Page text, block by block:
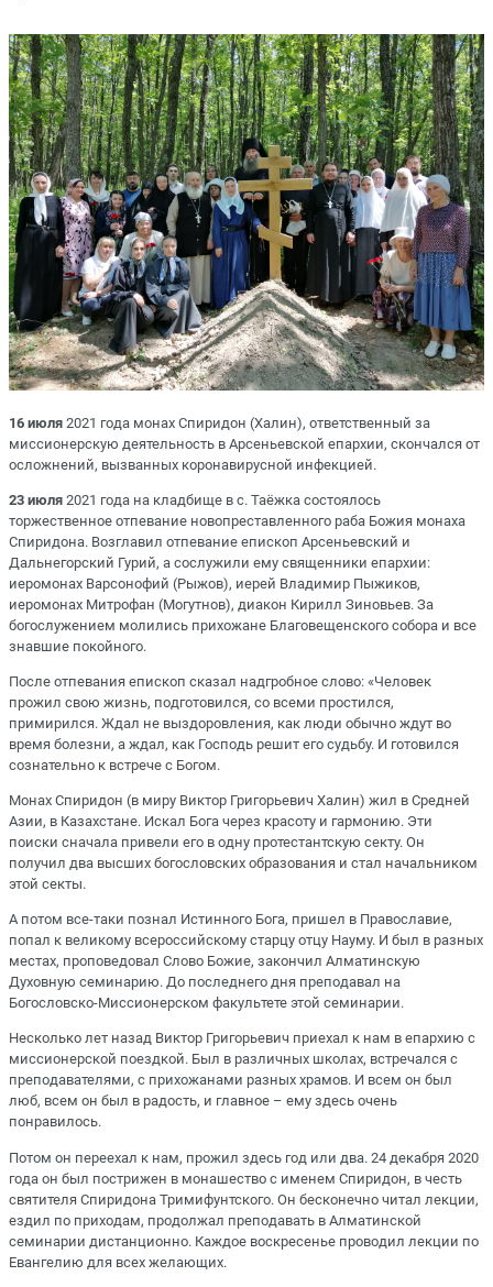
16 июля 2021 года монах Спиридон (Халин), ответственный за
миссионерскую деятельность в Арсеньевской епархии, скончался от
осложнений, вызванных коронавирусной инфекцией.
23 июля 2021 года на кладбище в с. Таёжка состоялось
торжественное отпевание новопреставленного раба Божия монаха
Спиридона. Возглавил отпевание епископ Арсеньевский и
Дальнегорский Гурий, а сослужили ему священники епархии:
иеромонах Варсонофий (Рыжов), иерей Владимир Пыжиков,
иеромонах Митрофан (Могутнов), диакон Кирилл Зиновьев. За
богослужением молились прихожане Благовещенского собора и все
знавшие покойного.
После отпевания епископ сказал надгробное слово: «Человек
прожил свою жизнь, подготовился, со всеми простился,
примирился. Ждал не выздоровления, как люди обычно ждут во
время болезни, а ждал, как Господь решит его судьбу. И готовился
сознательно к встрече с Богом.
Монах Спиридон (в миру Виктор Григорьевич Халин) жил в Средней
Азии, в Казахстане. Искал Бога через красоту и гармонию. Эти
поиски сначала привели его в одну протестантскую секту. Он
получил два высших богословских образования и стал начальником
этой секты.
А потом все-таки познал Истинного Бога, пришел в Православие,
попал к великому всероссийскому старцу отцу Науму. И был в разных
местах, проповедовал Слово Божие, закончил Алматинскую
Духовную семинарию. До последнего дня преподавал на
Богословско-Миссионерском факультете этой семинарии.
Несколько лет назад Виктор Григорьевич приехал к нам в епархию с
миссионерской поездкой. Был в различных школах, встречался с
преподавателями, с прихожанами разных храмов. И всем он был
люб, всем он был в радость, и главное – ему здесь очень
понравилось.
Потом он переехал к нам, прожил здесь год или два. 24 декабря 2020
года он был пострижен в монашество с именем Спиридон, в честь
святителя Спиридона Тримифунтского. Он бесконечно читал лекции,
ездил по приходам, продолжал преподавать в Алматинской
семинарии дистанционно. Каждое воскресенье проводил лекции по
Евангелию для всех желающих.